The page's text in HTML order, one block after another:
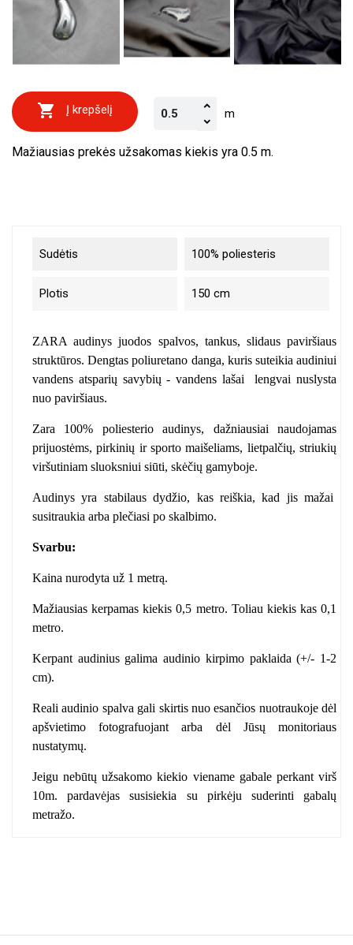
m
 Į krepšelį
Mažiausias prekės užsakomas kiekis yra 0.5 m.
Sudėtis 100% poliesteris
Plotis 150 cm
ZARA audinys juodos spalvos, tankus, slidaus paviršiaus
struktūros. Dengtas poliuretano danga, kuris suteikia audiniui
vandens atsparių savybių - vandens lašai
lengvai nuslysta
nuo paviršiaus.
Zara 100% poliesterio audinys, dažniausiai naudojamas
prijuostėms, pirkinių ir sporto maišeliams, lietpalčių, striukių
viršutiniam sluoksniui siūti, skėčių gamyboje.
Audinys yra stabilaus dydžio, kas reiškia, kad jis mažai
susitraukia arba plečiasi po skalbimo.
Svarbu:
Kaina nurodyta už 1 metrą.
Mažiausias kerpamas kiekis 0,5 metro. Toliau kiekis kas 0,1
metro.
Kerpant audinius galima audinio kirpimo paklaida (+/- 1-2
cm).
Reali audinio spalva gali skirtis nuo esančios nuotraukoje dėl
apšvietimo fotografuojant arba dėl Jūsų monitoriaus
nustatymų.
Jeigu nebūtų užsakomo kiekio viename gabale perkant virš
10m. pardavėjas susisiekia su pirkėju suderinti gabalų
metražo.